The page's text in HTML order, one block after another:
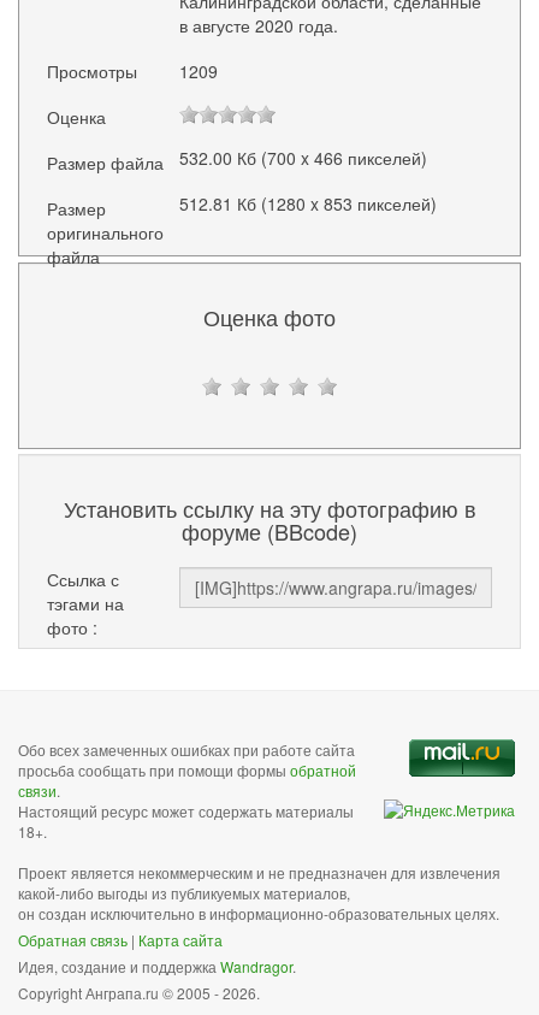
в августе 2020 года.
Просмотры
1209
Оценка
Размер файла
532.00 Кб (700 x 466 пикселей)
Размер
оригинального
файла
512.81 Кб (1280 x 853 пикселей)
Оценка фото
Установить ссылку на эту фотографию в
форуме (BBcode)
Ссылка с
тэгами на
фото :
Обо всех замеченных ошибках при работе сайта
просьба сообщать при помощи формы обратной
связи.
Настоящий ресурс может содержать материалы
18+.
Проект является некоммерческим и не предназначен для извлечения
какой-либо выгоды из публикуемых материалов,
он создан исключительно в информационно-образовательных целях.
Обратная связь | Карта сайта
Идея, создание и поддержка Wandragor.
Copyright Анграпа.ru © 2005 - 2026.